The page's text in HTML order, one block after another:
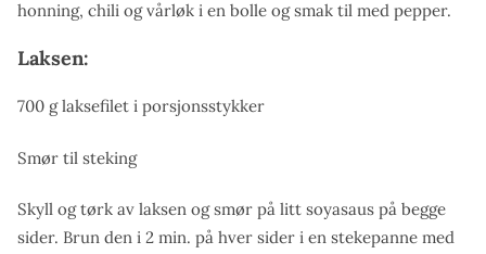
honning, chili og vårløk i en bolle og smak til med pepper.
Laksen:
700 g laksefilet i porsjonsstykker
Smør til steking
Skyll og tørk av laksen og smør på litt soyasaus på begge
sider. Brun den i 2 min. på hver sider i en stekepanne med